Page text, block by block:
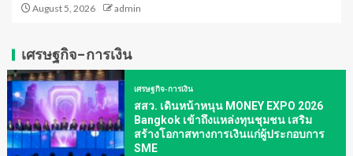
August 5, 2026 admin
เศรษฐกิจ-การเงิน
เศรษฐกิจ-การเงิน
สสว. เดินหน้าหนุน MONEY EXPO 2026
Bangkok เข้าถึงแหล่งทุนชุมชน เสริม
สร้างโอกาสทางการเงินแก่ผู้ประกอบการ
SME